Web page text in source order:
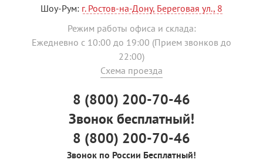
Шоу-Рум: г. Ростов-на-Дону, Береговая ул., 8
Режим работы офиса и склада:
Ежедневно с 10:00 до 19:00 (Прием звонков до
22:00)
Схема проезда
8 (800) 200-70-46
Звонок бесплатный!
8 (800) 200-70-46
Звонок по России Бесплатный!